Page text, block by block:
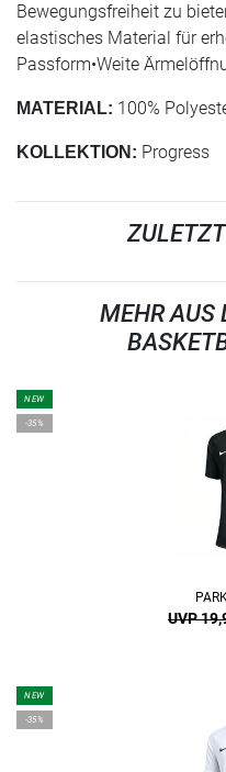
Bewegungsfreiheit zu
elastisches Material für
Passform•Weite
MATERIAL: 100%
KOLLEKTION: Progress
MEHR AUS
NEW
-35%
UVP
NEW
-35%